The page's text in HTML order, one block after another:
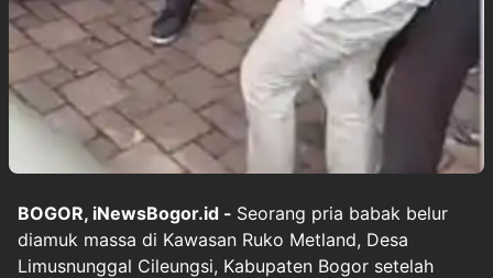
BOGOR, iNewsBogor.id - Seorang pria babak belur
diamuk massa di Kawasan Ruko Metland, Desa
Limusnunggal Cileungsi, Kabupaten Bogor setelah